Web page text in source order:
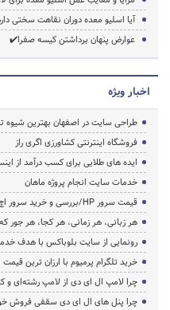
آیا اسلیو معده دوران نقاهت سختی
عوارض پنهان برداشتن کیسه صفرا✔️
اخبار ویژه
طراحی سایت در اصفهان بهترین شیوه
فروشگاه اینترنتی کشاورزی اگری راز
ایده های طلایی برای کسب درآمد از
خدمات سایت انجام پروژه ماهان
قیمت سرور HP/بررسی و خرید سرور اچ پی
هر زبانی، هر زمانی، هر کجا، هر جور
رونمایی از سایت بلوباکس با هدف
خرید تلگرام پرمیوم با ارزان ترین قیمت
چرا لامپ ال ای دی از لامپ رشته‌ای
چرا پنل های ال ای دی سقفی فروش